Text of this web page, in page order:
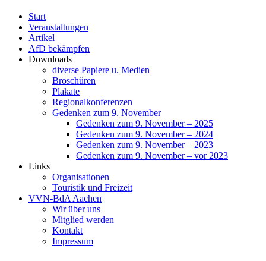
Start
Veranstaltungen
Artikel
AfD bekämpfen
Downloads
diverse Papiere u. Medien
Broschüren
Plakate
Regionalkonferenzen
Gedenken zum 9. November
Gedenken zum 9. November – 2025
Gedenken zum 9. November – 2024
Gedenken zum 9. November – 2023
Gedenken zum 9. November – vor 2023
Links
Organisationen
Touristik und Freizeit
VVN-BdA Aachen
Wir über uns
Mitglied werden
Kontakt
Impressum